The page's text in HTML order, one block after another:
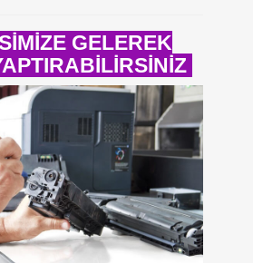
GELEREK